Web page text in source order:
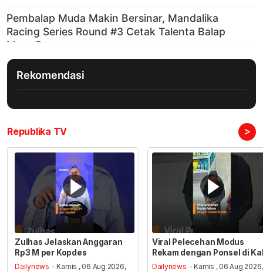
Rekomendasi
Republika TV >
Zulhas Jelaskan Anggaran
Rp3 M per Kopdes
Dailynews - Kamis , 06 Aug 2026,
Viral Pelecehan Modus
Rekam dengan Ponsel di
Dailynews - Kamis , 06 Aug 2026,